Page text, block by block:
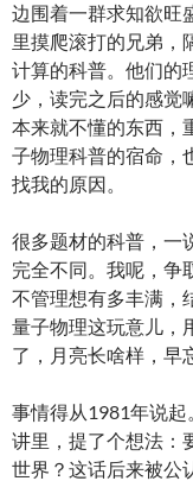
边围着一群求知欲旺
里摸爬滚打的兄弟，
计算的科普。他们的
少，读完之后的感
本来就不懂的东西，
子物理科普的宿命，
找我的原因。
很多题材的科普，一
完全不同。我呢，争
不管理想有多丰满，
量子物理这玩意儿，
了，月亮长啥样，早
事情得从1981年说起
讲里，提了个想法：
世界？这话后来被公